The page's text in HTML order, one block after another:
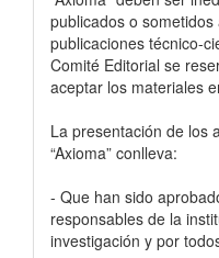
publicados o
publicaciones técnico-
Comité Editorial se
aceptar los materiales
La presentación de los
“Axioma” conlleva:
- Que han sido
responsables de la
investigación y por